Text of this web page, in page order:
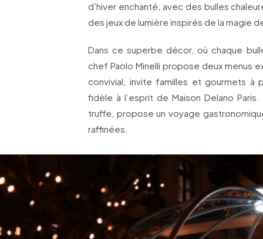
d’hiver enchanté, avec des bulles
des jeux de lumière inspirés de la magie
Dans ce superbe décor, où chaque
chef Paolo Minelli propose deux menus
convivial, invite familles et gourmets à
fidèle à l’esprit de Maison Delano
truffe, propose un voyage
raffinées.